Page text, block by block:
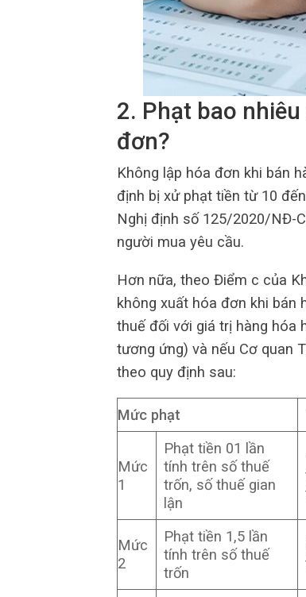
2. Phạt bao
đơn?
Không lập hóa đơn khi bán
định bị xử phạt tiền từ 10
Nghị định số 125/2020/NĐ-
người mua yêu cầu.
Hơn nữa, theo Điểm c của
không xuất hóa đơn khi bán
thuế đối với giá trị hàng hóa
tương ứng) và nếu Cơ quan
theo quy định sau:
Mức phạt
Mức
1
Phạt tiền 01 lần
tính trên số thuế
trốn, số thuế gian
lận
Mức
2
Phạt tiền 1,5 lần
tính trên số thuế
trốn